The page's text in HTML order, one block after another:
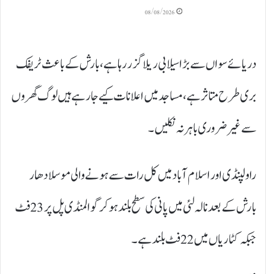
08/08/2026
دریائے سواں سے بڑا سیلابی ریلا گزر رہا ہے، بارش کے باعث ٹریفک
بری طرح متاثر ہے، مساجد میں اعلانات کیے جا رہے ہیں لوگ گھروں
سے غیر ضروری باہر نہ نکلیں۔
راولپنڈی اور اسلام آباد میں کل رات سے ہونے والی موسلادھار
بارش کے بعد نالہ لئی میں پانی کی سطح بلند ہو کر گوالمنڈی پل پر 23 فٹ
جبکہ کٹاریاں میں 22 فٹ بلند ہے۔